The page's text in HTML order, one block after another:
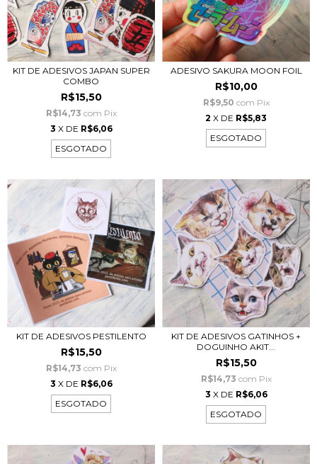
KIT DE ADESIVOS JAPAN SUPER
COMBO
R$15,50
R$14,73 com Pix
3 X DE R$6,06
ESGOTADO
ADESIVO SAKURA MOON FOIL
R$10,00
R$9,50 com Pix
2 X DE R$5,83
ESGOTADO
KIT DE ADESIVOS PESTILENTO
R$15,50
R$14,73 com Pix
3 X DE R$6,06
ESGOTADO
KIT DE ADESIVOS GATINHOS +
DOGUINHO AKIT...
R$15,50
R$14,73 com Pix
3 X DE R$6,06
ESGOTADO